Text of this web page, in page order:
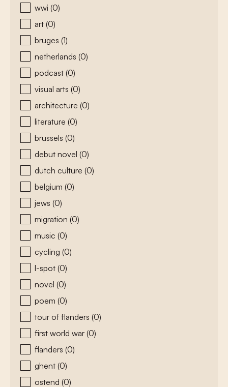
wwi (0)
art (0)
bruges (1)
netherlands (0)
podcast (0)
visual arts (0)
architecture (0)
literature (0)
brussels (0)
debut novel (0)
dutch culture (0)
belgium (0)
jews (0)
migration (0)
music (0)
cycling (0)
l-spot (0)
novel (0)
poem (0)
tour of flanders (0)
first world war (0)
flanders (0)
ghent (0)
ostend (0)